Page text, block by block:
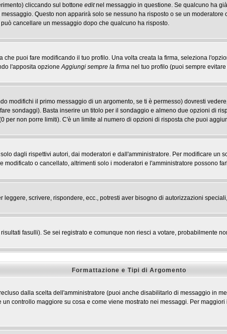
cliccando sul bottone editnel messaggio in questione. Se qualcuno ha
Questo non apparirà solo se nessuno ha risposto o se un
cancellare un messaggio dopo che qualcuno ha risposto.
puoi fare modificando il tuo profilo. Una volta creata la firma, seleziona
l'apposita opzioneAggiungi sempre la firma nel tuo profilo (puoi sempre
modifichi il primo messaggio di un argomento, se ti è permesso) dovresti
sondaggi). Basta inserire un titolo per il sondaggio e almeno due opzioni di
per non porre limiti). C'è un limite al numero di opzioni di risposta che puoi
dagli rispettivi autori, dai moderatori e dall'amministratore. Per modificare un
o cancellato, altrimenti solo i moderatori e l'amministratore possono
scrivere, rispondere, ecc., potresti aver bisogno di autorizzazioni
fasulli). Se sei registrato e comunque non riesci a votare, probabilmente
Formattazione e Tipi di Argomento
dalla scelta dell'amministratore (puoi anche disabilitarlo di messaggio in
controllo maggiore su cosa e come viene mostrato nei messaggi. Per